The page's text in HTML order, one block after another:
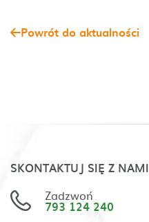
Powrót do aktualności
SKONTAKTUJ SIĘ Z NAMI
Zadzwoń
793 124 240